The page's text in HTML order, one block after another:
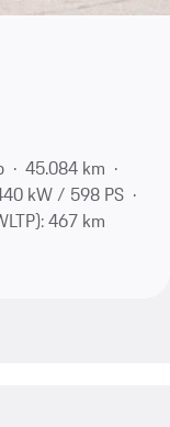
45.084 km
kW / 598 PS
467 km